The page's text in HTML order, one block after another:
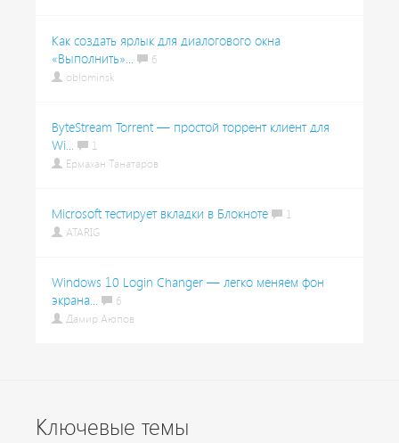
Как создать ярлык для диалогового окна
«Выполнить»...
6
oblominsk
ByteStream Torrent — простой торрент клиент для
Wi...
1
Ермахан Танатаров
Microsoft тестирует вкладки в Блокноте
1
ATARIG
Windows 10 Login Changer — легко меняем фон
экрана...
6
Дамир Аюпов
Ключевые темы